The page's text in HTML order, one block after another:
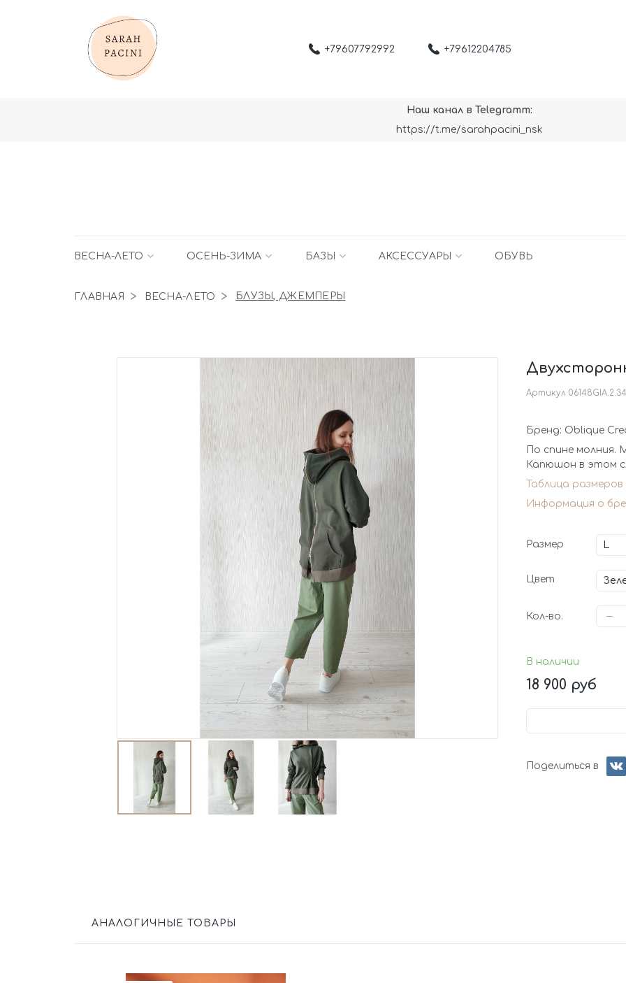
+79607792992 +79612204785
Наш канал в Telegramm:
https://t.me/sarahpacini_nsk
ВЕСНА-ЛЕТО ОСЕНЬ-ЗИМА БАЗЫ АКСЕССУАРЫ ОБУВЬ
ГЛАВНАЯ ВЕСНА-ЛЕТО БЛУЗЫ, ДЖЕМПЕРЫ
Артикул 06148GIA.2.34
В наличии
18 900 руб
Бренд: Oblique
По спине молния.
Капюшон в этом
Таблица размеров
Информация о
Размер
Цвет
Кол-во.
Поделиться в
АНАЛОГИЧНЫЕ ТОВАРЫ